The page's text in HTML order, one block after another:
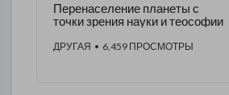
Перенаселение планеты с
точки зрения науки и теософии
ДРУГАЯ • 6,459 ПРОСМОТРЫ